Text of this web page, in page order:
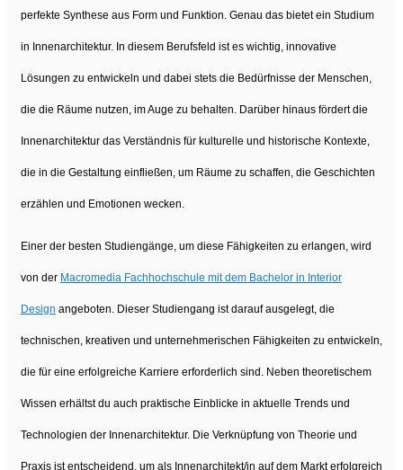
perfekte Synthese aus Form und Funktion. Genau das bietet ein Studium
in Innenarchitektur. In diesem Berufsfeld ist es wichtig, innovative
Lösungen zu entwickeln und dabei stets die Bedürfnisse der Menschen,
die die Räume nutzen, im Auge zu behalten. Darüber hinaus fördert die
Innenarchitektur das Verständnis für kulturelle und historische Kontexte,
die in die Gestaltung einfließen, um Räume zu schaffen, die Geschichten
erzählen und Emotionen wecken.
Einer der besten Studiengänge, um diese Fähigkeiten zu erlangen, wird
von der Macromedia Fachhochschule mit dem Bachelor in Interior
Design angeboten. Dieser Studiengang ist darauf ausgelegt, die
technischen, kreativen und unternehmerischen Fähigkeiten zu entwickeln,
die für eine erfolgreiche Karriere erforderlich sind. Neben theoretischem
Wissen erhältst du auch praktische Einblicke in aktuelle Trends und
Technologien der Innenarchitektur. Die Verknüpfung von Theorie und
Praxis ist entscheidend, um als Innenarchitekt/in auf dem Markt erfolgreich